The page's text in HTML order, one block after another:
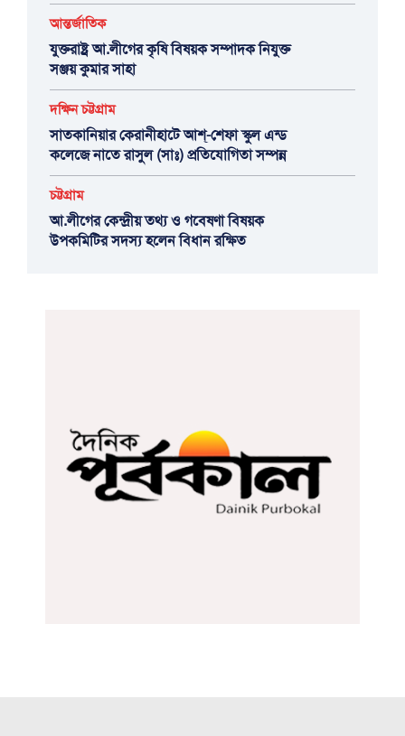
আন্তর্জাতিক
যুক্তরাষ্ট্র আ.লীগের কৃষি বিষয়ক সম্পাদক নিযুক্ত
সঞ্জয় কুমার সাহা
দক্ষিন চট্টগ্রাম
সাতকানিয়ার কেরানীহাটে আশ্-শেফা স্কুল এন্ড
কলেজে নাতে রাসুল (সাঃ) প্রতিযোগিতা সম্পন্ন
চট্টগ্রাম
আ.লীগের কেন্দ্রীয় তথ্য ও গবেষণা বিষয়ক
উপকমিটির সদস্য হলেন বিধান রক্ষিত